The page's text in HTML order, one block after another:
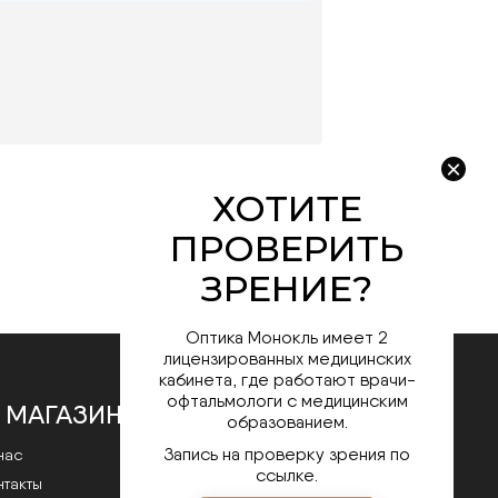
Оптика Монокль имеет 2
лицензированных медицинских
кабинета, где работают врачи-
офтальмологи с медицинским
образованием.
Запись на проверку зрения по
ссылке.